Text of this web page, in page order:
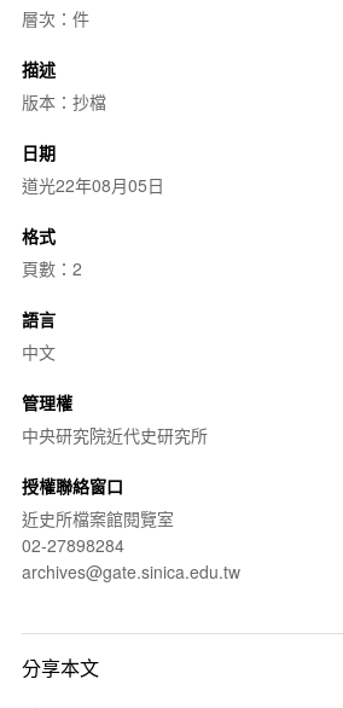
層次：件
描述
版本：抄檔
日期
道光22年08月05日
格式
頁數：2
語言
中文
管理權
中央研究院近代史研究所
授權聯絡窗口
近史所檔案館閱覽室
02-27898284
archives@gate.sinica.edu.tw
分享本文